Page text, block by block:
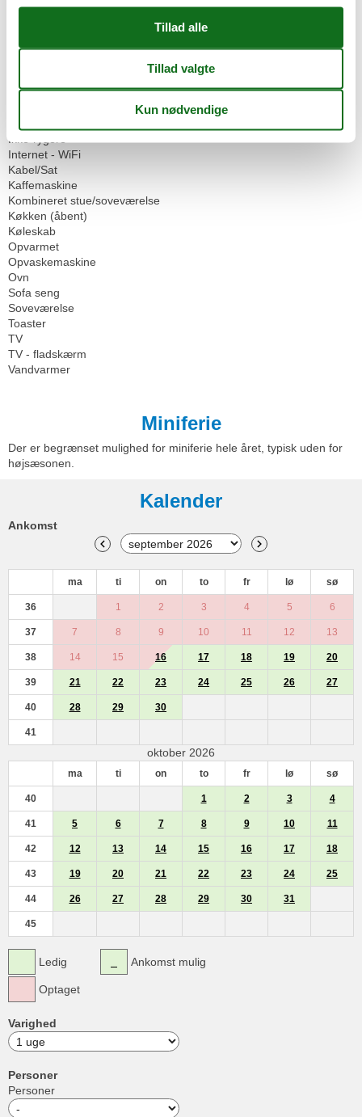
Have til brug
Balkon
Ikke-rygere
Internet - WiFi
Kabel/Sat
Kaffemaskine
Kombineret stue/soveværelse
Køkken (åbent)
Køleskab
Opvarmet
Opvaskemaskine
Ovn
Sofa seng
Soveværelse
Toaster
TV
TV - fladskærm
Vandvarmer
Miniferie
Der er begrænset mulighed for miniferie hele året, typisk uden for
højsæsonen.
Kalender
Ankomst
ma ti on to fr lø sø
36 1 2 3 4 5 6
37 7 8 9 10 11 12 13
38 14 15 16 17 18 19 20
39 21 22 23 24 25 26 27
40 28 29 30
41
oktober 2026
ma ti on to fr lø sø
40 1 2 3 4
41 5 6 7 8 9 10 11
42 12 13 14 15 16 17 18
43 19 20 21 22 23 24 25
44 26 27 28 29 30 31
45
Ledig
Optaget
Ankomst mulig
Varighed
Personer
Personer